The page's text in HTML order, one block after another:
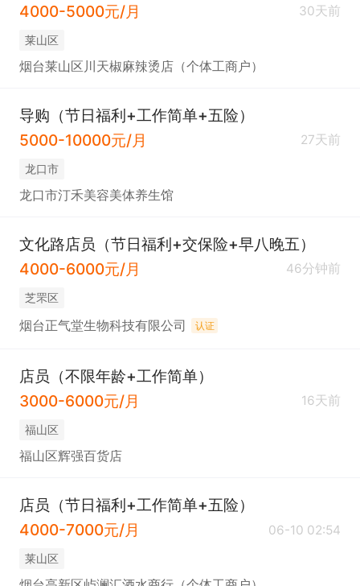
4000-5000元/月
30天前
莱山区
烟台莱山区川天椒麻辣烫店（个体工商户）
导购（节日福利+工作简单+五险）
5000-10000元/月
27天前
龙口市
龙口市汀禾美容美体养生馆
文化路店员（节日福利+交保险+早八晚五）
4000-6000元/月
46分钟前
芝罘区
烟台正气堂生物科技有限公司 认证
店员（不限年龄+工作简单）
3000-6000元/月
16天前
福山区
福山区辉强百货店
店员（节日福利+工作简单+五险）
4000-7000元/月
06-10 02:54
莱山区